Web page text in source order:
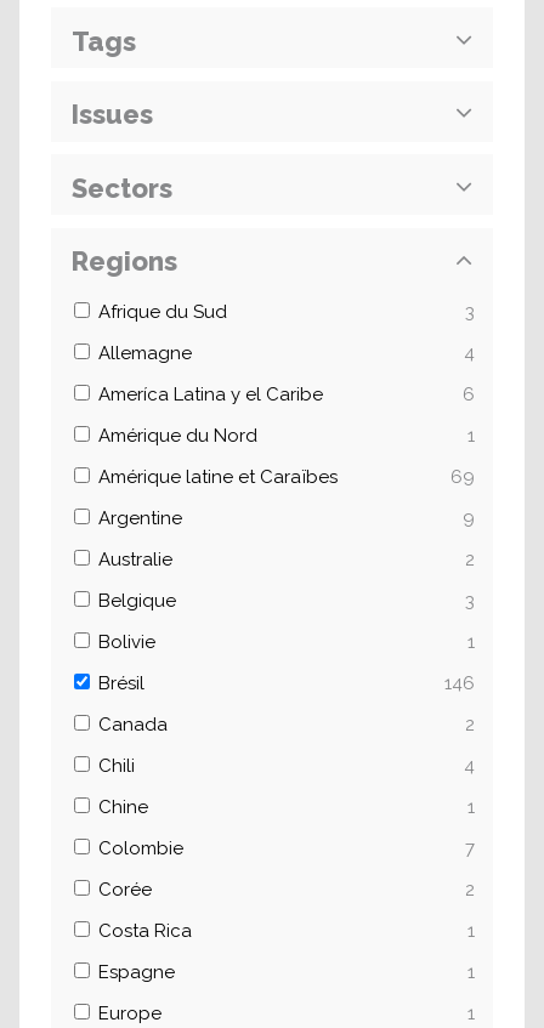
Tags
Issues
Sectors
Regions
Afrique du Sud
3
Allemagne
4
Ameríca Latina y el Caribe
6
Amérique du Nord
1
Amérique latine et Caraïbes
69
Argentine
9
Australie
2
Belgique
3
Bolivie
1
Brésil
146
Canada
2
Chili
4
Chine
1
Colombie
7
Corée
2
Costa Rica
1
Espagne
1
Europe
1